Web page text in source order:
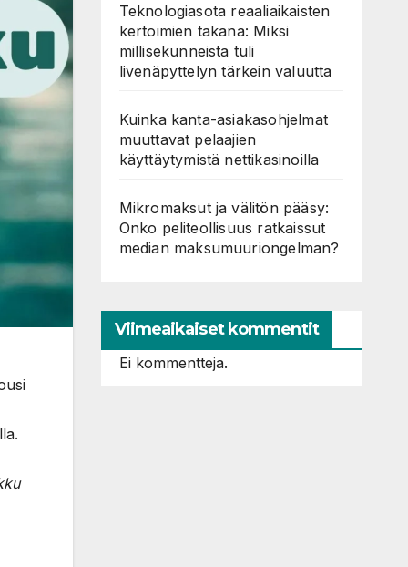
Teknologiasota reaaliaikaisten
kertoimien takana: Miksi
millisekunneista tuli
livenäpyttelyn tärkein valuutta
Kuinka kanta-asiakasohjelmat
muuttavat pelaajien
käyttäytymistä nettikasinoilla
Mikromaksut ja välitön pääsy:
Onko peliteollisuus ratkaissut
median maksumuuriongelman?
Viimeaikaiset kommentit
Ei kommentteja.